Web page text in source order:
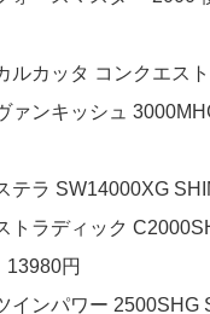
ルカッタ コンクエス
ァンキッシュ
テラ SW14000XG
トラディック
円
インパワー